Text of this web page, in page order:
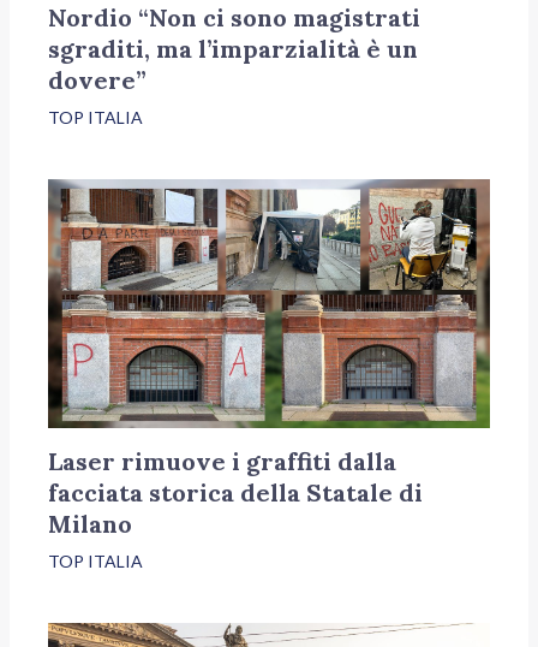
Nordio “Non ci sono magistrati
sgraditi, ma l’imparzialità è un
dovere”
TOP ITALIA
Laser rimuove i graffiti dalla
facciata storica della Statale di
Milano
TOP ITALIA